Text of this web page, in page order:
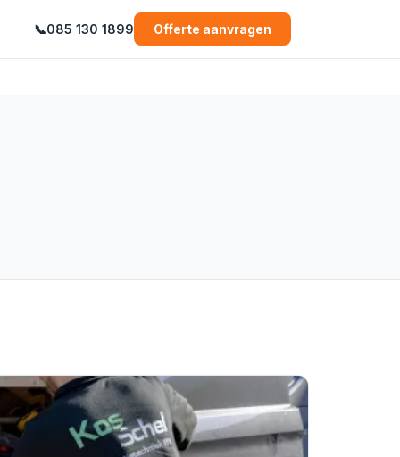
📞085 130 1899 Offerte aanvragen